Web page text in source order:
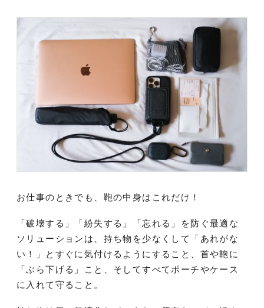
お仕事のときでも、鞄の中身はこれだけ！
「破壊する」「紛失する」「忘れる」を防ぐ最適な
ソリューションは、持ち物を少なくして「あれがな
い！」とすぐに気付けるようにすること、首や鞄に
「ぶら下げる」こと、そしてすべてポーチやケース
に入れて守ること。